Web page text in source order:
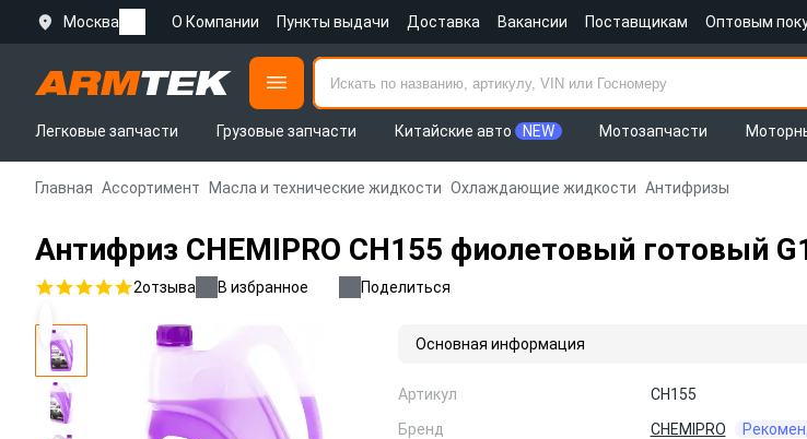
Москва О Компании Пункты выдачи Доставка Вакансии Поставщикам Оптовым
Легковые запчасти
Грузовые запчасти Китайские авто NEW Мотозапчасти
Главная Ассортимент Масла и технические жидкости Охлаждающие жидкости Антифризы
Антифриз CHEMIPRO CH155 фиолетовый готовый
2отзыва В избранное Поделиться
Основная информация
Артикул
CH155
Бренд
CHEMIPRO